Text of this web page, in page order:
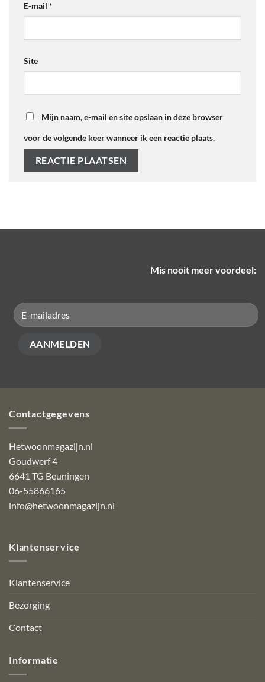
E-mail *
Site
Mijn naam, e-mail en site opslaan in deze browser
voor de volgende keer wanneer ik een reactie plaats.
Mis nooit meer voordeel:
Contactgegevens
Hetwoonmagazijn.nl
Goudwerf 4
6641 TG Beuningen
06-55866165
info@hetwoonmagazijn.nl
Klantenservice
Klantenservice
Bezorging
Contact
Informatie